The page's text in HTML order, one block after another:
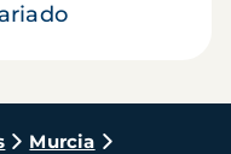
Murcia